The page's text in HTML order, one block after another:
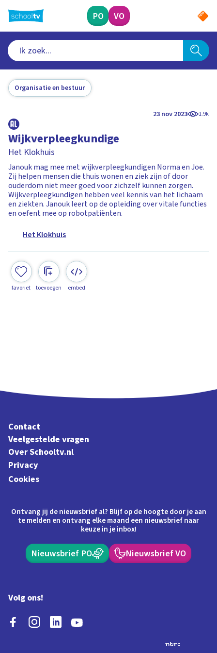
naar
hoofdinhoud
PO VO
Organisatie en bestuur
23 nov 2023 1.9k
Wijkverpleegkundige
Het Klokhuis
Janouk mag mee met wijkverpleegkundigen Norma en Joe.
Zij helpen mensen die thuis wonen en ziek zijn of door
ouderdom niet meer goed voor zichzelf kunnen zorgen.
Wijkverpleegkundigen hebben veel kennis van het lichaam
en ziekten. Janouk leert op de opleiding over vitale functies
en oefent mee op robotpatiënten.
Het Klokhuis
favoriet toevoegen embed
Contact
Veelgestelde vragen
Over Schooltv.nl
Privacy
Cookies
Ontvang jij de nieuwsbrief al? Blijf op de hoogte door je aan
te melden en ontvang elke maand een nieuwsbrief naar
keuze in je inbox!
Nieuwsbrief PO Nieuwsbrief VO
Volg ons!